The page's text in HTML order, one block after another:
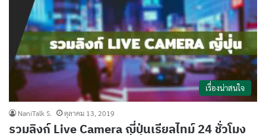
เรื่องน่าสนใจ
NaniTalk S. ตุลาคม 13, 2019
รวมลิงก์ Live Camera ญี่ปุ่นเรียลไทม์ 24 ชั่วโมง